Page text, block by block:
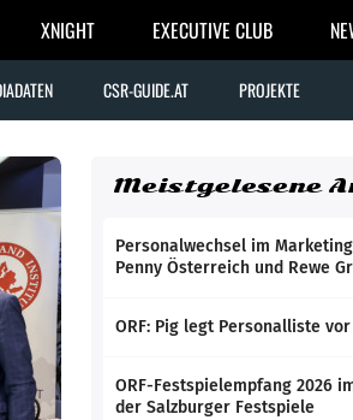
XNIGHT EXECUTIVE CLUB
CSR-GUIDE.AT PROJEKTE
Meistgelesene
Personalwechsel im
Penny Österreich und Rewe
ORF: Pig legt Personalliste vor
ORF-Festspielempfang 2026
der Salzburger Festspiele